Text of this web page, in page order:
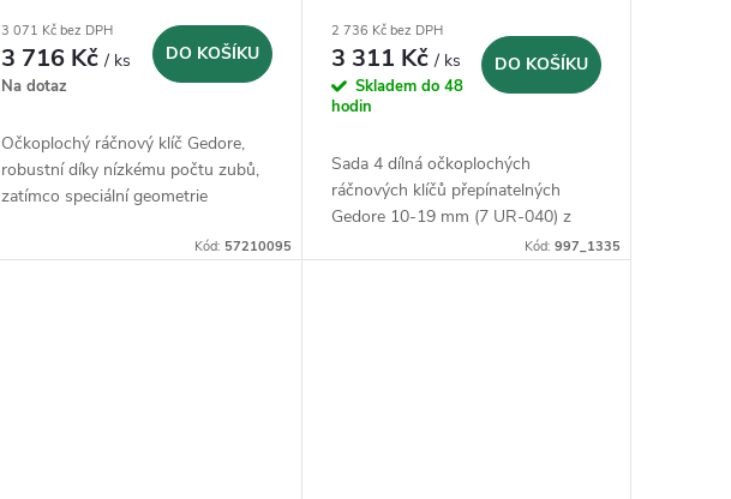
3 071 Kč bez DPH
3 716 Kč/ ks
Na dotaz
DO KOŠÍKU
Očkoplochý ráčnový klíč Gedore,
robustní díky nízkému počtu zubů,
zatímco speciální geometrie
Kód: 57210095
mm (7 UR-040)
2 736 Kč bez DPH
3 311 Kč/ ks
Skladem do 48
hodin
DO KOŠÍKU
Sada 4 dílná očkoplochých
ráčnových klíčů přepínatelných
Gedore 10-19 mm (7 UR-040) z
GEDORE vanadiové oceli 31CrV3
Kód: 997_1335